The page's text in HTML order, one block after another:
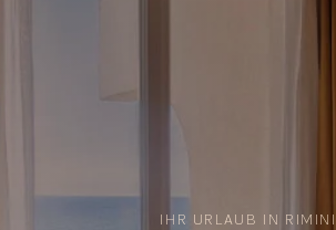
IHR URLAUB IN RIMINI